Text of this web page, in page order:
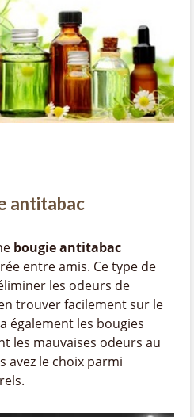
antitabac
bougie antitabac
entre amis. Ce type de
les odeurs de
trouver facilement sur le
également les bougies
les mauvaises odeurs au
avez le choix parmi